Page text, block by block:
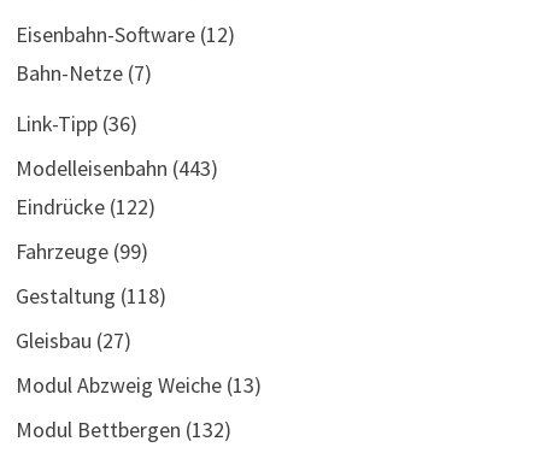
Eisenbahn-Software(12)
Bahn-Netze(7)
Link-Tipp(36)
Modelleisenbahn (443)
Eindrücke(122)
Fahrzeuge(99)
Gestaltung (118)
Gleisbau (27)
Modul Abzweig Weiche(13)
Modul Bettbergen (132)